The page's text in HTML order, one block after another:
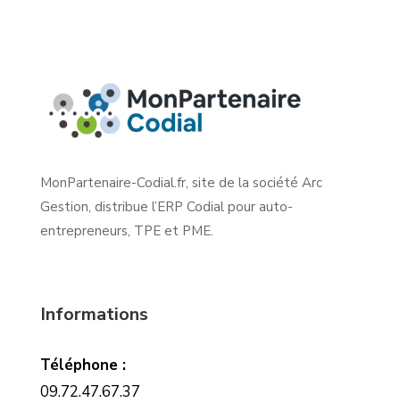
MonPartenaire-Codial.fr, site de la société Arc
Gestion, distribue l’ERP Codial pour auto-
entrepreneurs, TPE et PME.
Informations
Téléphone :
09.72.47.67.37